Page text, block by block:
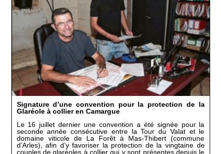
Signature d’une convention pour la protection de la
Glaréole à collier en Camargue
Le 16 juillet dernier une convention a été signée pour la
seconde année consécutive entre la Tour du Valat et le
domaine viticole de La Forêt à Mas-Thibert (commune
d’Arles), afin d’y favoriser la protection de la vingtaine de
couples de glaréoles à collier qui y sont présentes depuis le